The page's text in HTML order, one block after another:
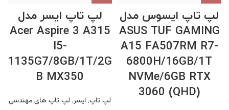
لپ تاپ ایسوس مدل
ASUS TUF GAMING
A15 FA507RM R7-
6800H/16GB/1T
NVMe/6GB RTX
3060 (QHD)
لپ تاپ ایسر مدل
Acer Aspire 3 A315
I5-
1135G7/8GB/1T/2G
B MX350
لپ تاپ,ایسر, لپ تاپ های مهندسی